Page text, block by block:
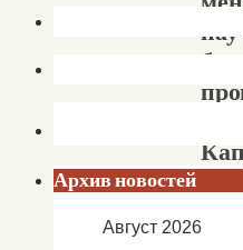
Архив новостей
Август 2026